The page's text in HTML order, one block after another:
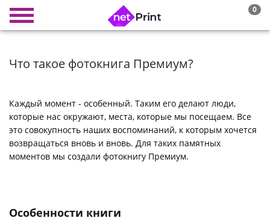
0
Что такое фотокнига Премиум?
Каждый момент - особенный. Таким его делают люди,
которые нас окружают, места, которые мы посещаем. Все
это совокупность наших воспоминаний, к которым хочется
возвращаться вновь и вновь. Для таких памятных
моментов мы создали фотокнигу Премиум.
Особенности книги